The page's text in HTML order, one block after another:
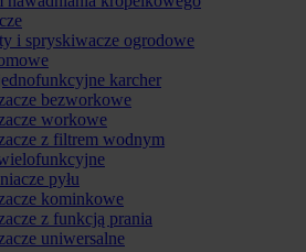
i spryskiwacze ogrodowe
karcher
bezworkowe
workowe
z filtrem wodnym
pyłu
kominkowe
z funkcją prania
uniwersalne